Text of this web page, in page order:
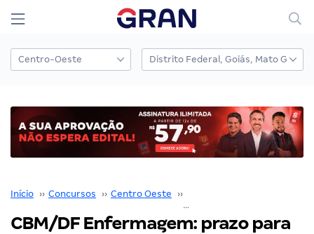
Início ›› Concursos ›› Centro Oeste ››
CBM/DF Enfermagem: prazo para